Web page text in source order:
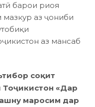
барои риоя
мазкур аз ҷониби
аз мансаб
соқит
Тоҷикистон «Дар
маросим дар